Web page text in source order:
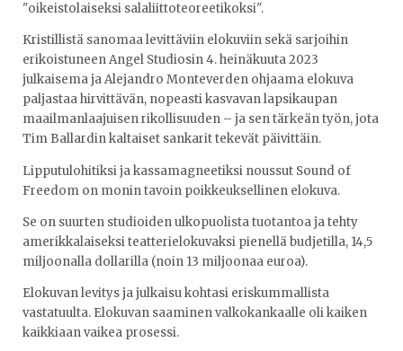
"oikeistolaiseksi salaliittoteoreetikoksi".
Kristillistä sanomaa levittäviin elokuviin sekä sarjoihin
erikoistuneen Angel Studiosin 4. heinäkuuta 2023
julkaisema ja Alejandro Monteverden ohjaama elokuva
paljastaa hirvittävän, nopeasti kasvavan lapsikaupan
maailmanlaajuisen rikollisuuden – ja sen tärkeän työn, jota
Tim Ballardin kaltaiset sankarit tekevät päivittäin.
Lipputulohitiksi ja kassamagneetiksi noussut Sound of
Freedom on monin tavoin poikkeuksellinen elokuva.
Se on suurten studioiden ulkopuolista tuotantoa ja tehty
amerikkalaiseksi teatterielokuvaksi pienellä budjetilla, 14,5
miljoonalla dollarilla (noin 13 miljoonaa euroa).
Elokuvan levitys ja julkaisu kohtasi eriskummallista
vastatuulta. Elokuvan saaminen valkokankaalle oli kaiken
kaikkiaan vaikea prosessi.